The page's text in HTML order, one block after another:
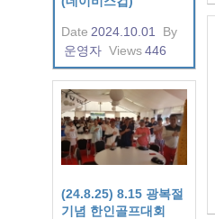
Date 2024.10.01
By
운영자 Views446
(24.8.25) 8.15 광복절
기념 한인골프대회